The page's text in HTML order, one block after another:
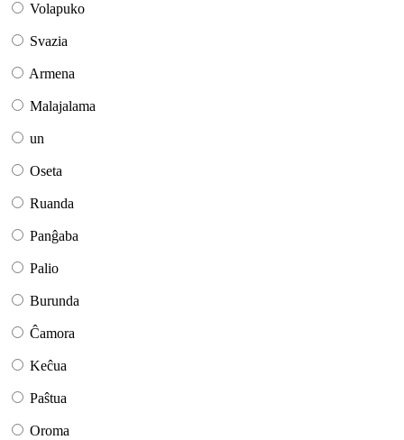
Volapuko
Svazia
Armena
Malajalama
un
Oseta
Ruanda
Panĝaba
Palio
Burunda
Ĉamora
Keĉua
Paŝtua
Oroma